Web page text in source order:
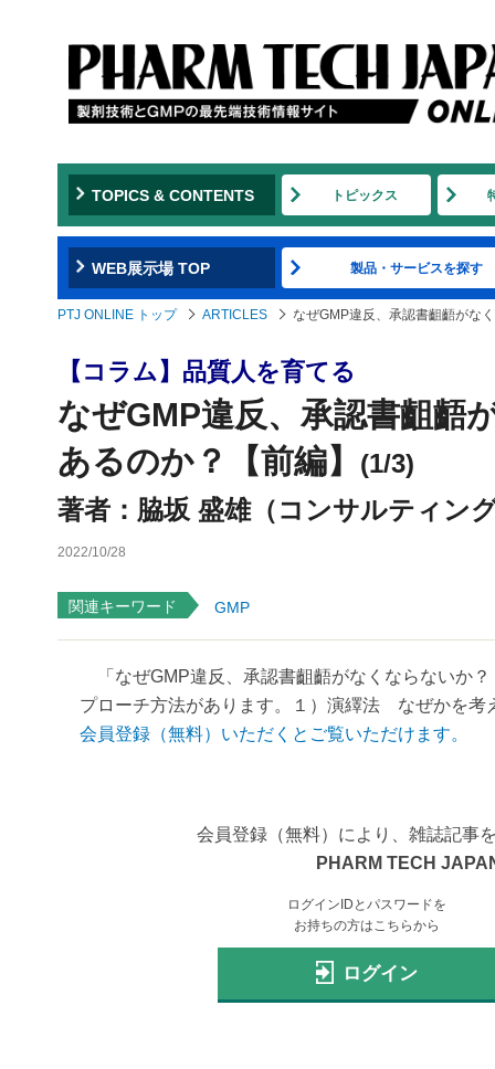
TOPICS & CONTENTS トピックス
WEB展示場 TOP 製品・サービスを探す
PTJ ONLINE トップ ARTICLES なぜGMP違反、承認書齟齬がな
【コラム】品質人を育てる
なぜGMP違反、承認書齟
あるのか？【前編】
(1/3)
著者：脇坂 盛雄（コンサルティン
2022/10/28
関連キーワード GMP
「なぜGMP違反、承認書齟齬がなくならないか
プローチ方法があります。１）演繹法 なぜかを
会員登録（無料）いただくとご覧いただけます。
会員登録（無料）により、雑誌記事
PHARM TECH
ログインIDとパスワードを
お持ちの方はこちらから
ログイン